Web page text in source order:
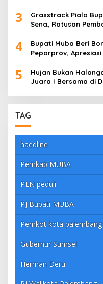
3
Grasstrack Piala
Sena, Ratusan
4
Bupati Muba Beri
Peparprov,
5
Hujan Bukan
Juara I Bersama di
TAG
haedline
Pemkab MUBA
PLN peduli
PJ Bupati MUBA
Pemkot kota palembang
Gubernur Sumsel
Herman Deru